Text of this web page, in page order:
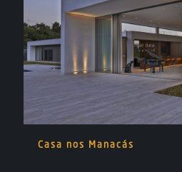
Casa nos Manacás